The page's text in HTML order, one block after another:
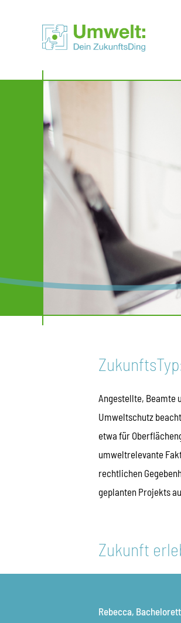
Angestellte, Beamte
Umweltschutz
etwa für
umweltrelevante
rechtlichen
geplanten Projekts
Zukunft
Rebecca,